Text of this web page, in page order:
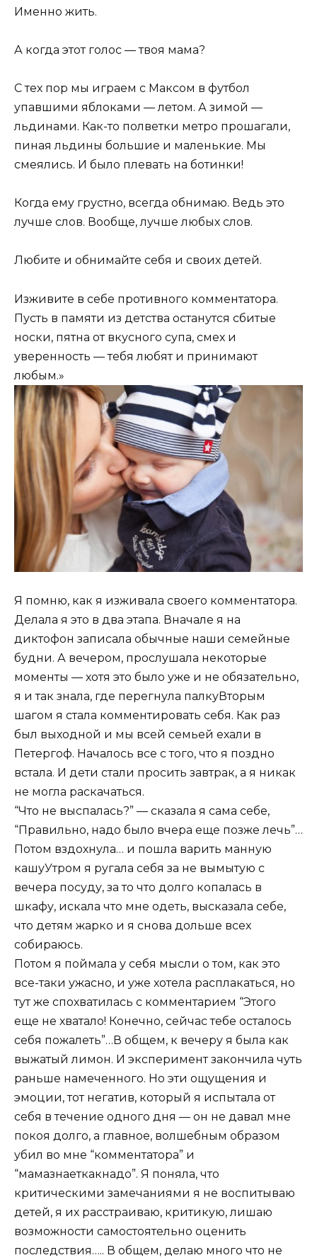
Именно жить.
А когда этот голос — твоя мама?
С тех пор мы играем с Максом в футбол
упавшими яблоками — летом. А зимой —
льдинами. Как-то полветки метро прошагали,
пиная льдины большие и маленькие. Мы
смеялись. И было плевать на ботинки!
Когда ему грустно, всегда обнимаю. Ведь это
лучше слов. Вообще, лучше любых слов.
Любите и обнимайте себя и своих детей.
Изживите в себе противного комментатора.
Пусть в памяти из детства останутся сбитые
носки, пятна от вкусного супа, смех и
уверенность — тебя любят и принимают
любым.»
Я помню, как я изживала своего комментатора.
Делала я это в два этапа. Вначале я на
диктофон записала обычные наши семейные
будни. А вечером, прослушала некоторые
моменты — хотя это было уже и не обязательно,
я и так знала, где перегнула палкуВторым
шагом я стала комментировать себя. Как раз
был выходной и мы всей семьей ехали в
Петергоф. Началось все с того, что я поздно
встала. И дети стали просить завтрак, а я никак
не могла раскачаться.
“Что не выспалась?” — сказала я сама себе,
“Правильно, надо было вчера еще позже лечь”…
Потом вздохнула… и пошла варить манную
кашуУтром я ругала себя за не вымытую с
вечера посуду, за то что долго копалась в
шкафу, искала что мне одеть, высказала себе,
что детям жарко и я снова дольше всех
собираюсь.
Потом я поймала у себя мысли о том, как это
все-таки ужасно, и уже хотела расплакаться, но
тут же спохватилась с комментарием “Этого
еще не хватало! Конечно, сейчас тебе осталось
себя пожалеть”…В общем, к вечеру я была как
выжатый лимон. И эксперимент закончила чуть
раньше намеченного. Но эти ощущения и
эмоции, тот негатив, который я испытала от
себя в течение одного дня — он не давал мне
покоя долго, а главное, волшебным образом
убил во мне “комментатора” и
“мамазнаеткакнадо”. Я поняла, что
критическими замечаниями я не воспитываю
детей, я их расстраиваю, критикую, лишаю
возможности самостоятельно оценить
последствия….. В общем, делаю много что не